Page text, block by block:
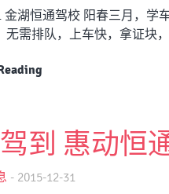
金湖恒通驾校 阳春三月，学
无需排队，上车快，拿证块
到 惠动恒
- 2015-12-31